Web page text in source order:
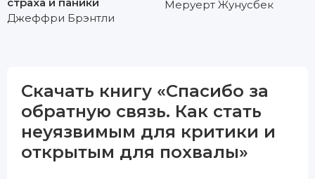
Джеффри Брэнтли
Меруерт Жунусбек
Скачать книгу «Спасибо за
обратную связь. Как стать
неуязвимым для критики и
открытым для похвалы»